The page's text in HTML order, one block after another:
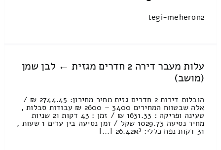
tegi-meheron2
עלות מעבר דירה 2 חדרים מגזית ← לבן שמן
(מושב)
הובלות דירות 2 חדרים גזית מחיר מחירון: 2744.45 ₪ /
אלה שבטווח המחירים 3400 – 2600 ₪ עבודות סבלות ,
טעינה ופריקה : 1631.33 ₪ / זמן : 43 דקות 21 שניות
מחיר נסיעה 1029.73 שקל / זמן נסיעה בין ערים 1 שעות ,
31 דקות נפח כללי: 26.42м³ [...]